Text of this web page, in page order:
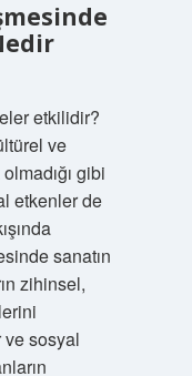
etkilidir?
ve
gibi
etkenler de
sanatın
zihinsel,
ve sosyal